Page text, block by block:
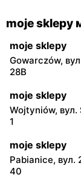
moje sklepy
moje sklepy
Gowarczów,
28B
moje sklepy
Wojtyniów, вул.
1
moje sklepy
Pabianice, вул.
40